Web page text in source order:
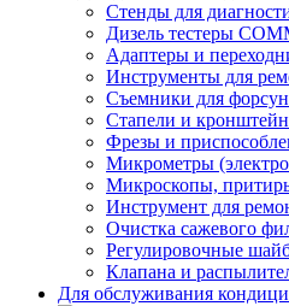
Стенды для
Дизель тестеры
Адаптеры и
Инструменты для
Съемники для
Стапели и
Фрезы и
Микрометры
Микроскопы,
Инструмент для
Очистка сажевого
Регулировочные
Клапана и
Для обслуживания